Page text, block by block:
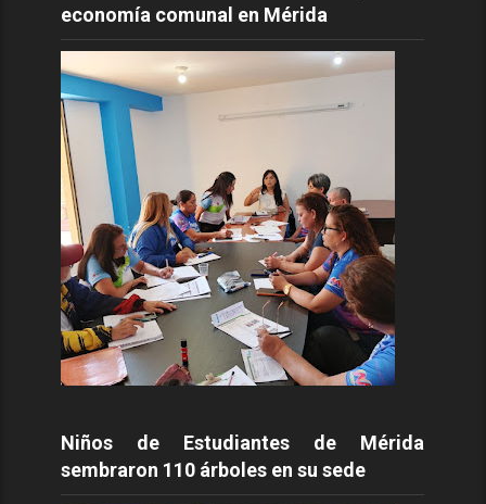
economía comunal en Mérida
Niños de Estudiantes de Mérida
sembraron 110 árboles en su sede